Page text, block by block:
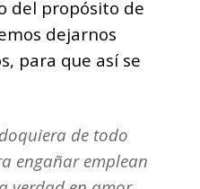
del propósito de
dejarnos
para que así se
de todo
engañar emplean